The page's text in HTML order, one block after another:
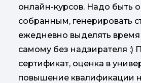
онлайн-курсов. Надо быть
собранным, генерировать
ежедневно выделять
самому без надзирателя :)
сертификат, оценка в
повышение квалификации